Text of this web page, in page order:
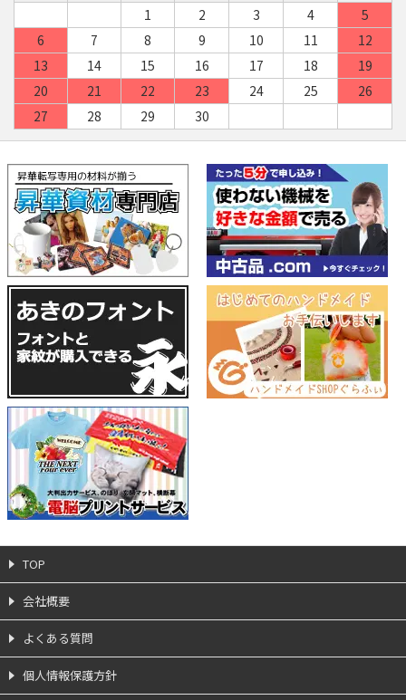
1 2 3 4
5
6
7 8 9 10 11
12
13
14 15 16 17 18
19
20
21 22 23 24 25
26
27
28 29 30
TOP
会社概要
よくある質問
個人情報保護方針